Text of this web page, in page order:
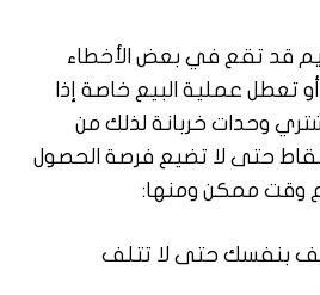
قد تقع في بعض الأخطاء
تعطل عملية البيع خاصة إذا
وحدات خربانة لذلك من
النقاط حتى لا تضيع فرصة الحصول
وقت ممكن ومنها:
بنفسك حتى لا تتلف